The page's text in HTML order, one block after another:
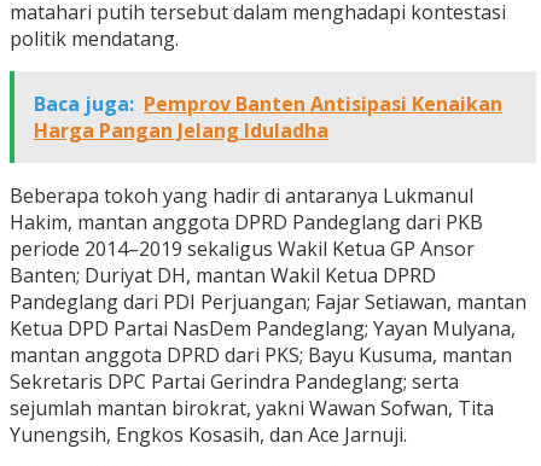
matahari putih tersebut dalam menghadapi kontestasi
politik mendatang.
Baca juga: Pemprov Banten Antisipasi Kenaikan
Harga Pangan Jelang Iduladha
Beberapa tokoh yang hadir di antaranya Lukmanul
Hakim, mantan anggota DPRD Pandeglang dari PKB
periode 2014–2019 sekaligus Wakil Ketua GP Ansor
Banten; Duriyat DH, mantan Wakil Ketua DPRD
Pandeglang dari PDI Perjuangan; Fajar Setiawan, mantan
Ketua DPD Partai NasDem Pandeglang; Yayan Mulyana,
mantan anggota DPRD dari PKS; Bayu Kusuma, mantan
Sekretaris DPC Partai Gerindra Pandeglang; serta
sejumlah mantan birokrat, yakni Wawan Sofwan, Tita
Yunengsih, Engkos Kosasih, dan Ace Jarnuji.